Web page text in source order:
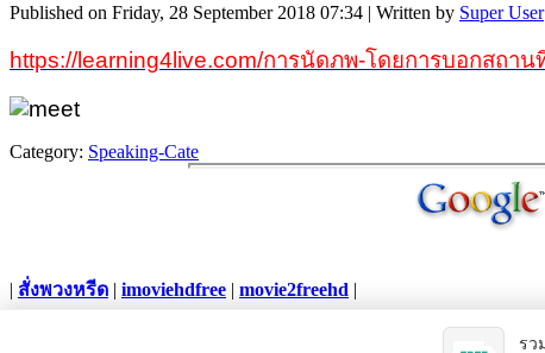
Published on Friday, 28 September 2018 07:34 | Written by Super User
https://learning4live.com/การนัดภพ-โดยการบอกสถา
Category: Speaking-Cate
| สั่งพวงหรีด | imoviehdfree | movie2freehd |
รว